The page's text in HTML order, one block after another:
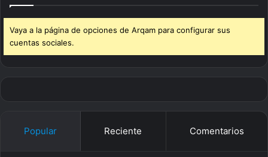
Vaya a la página de opciones de Arqam para configurar sus
cuentas sociales.
Popular Reciente Comentarios